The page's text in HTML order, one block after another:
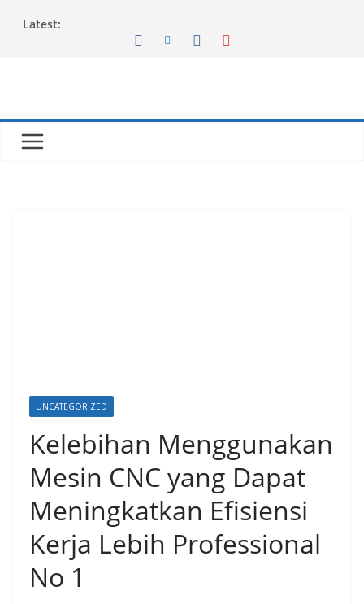
Latest:
UNCATEGORIZED
Kelebihan Menggunakan
Mesin CNC yang Dapat
Meningkatkan Efisiensi
Kerja Lebih Professional
No 1